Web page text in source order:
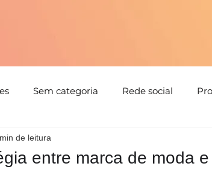
Sem categoria Rede social
entre marca de moda
de leitura